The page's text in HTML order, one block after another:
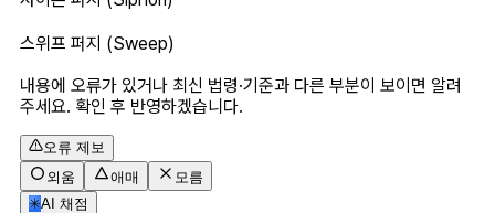
스위프 퍼지 (Sweep)
내용에 오류가 있거나 최신 법령·기준과 다른 부분이 보이면 알려
주세요. 확인 후 반영하겠습니다.
오류 제보
외움
애매
모름
✳AI 채점